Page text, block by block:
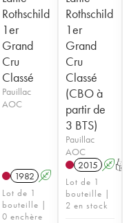
Rothschild
1er
Grand
Cru
Classé
Pauillac
AOC
1982 A
Lot de 1
bouteille |
0 enchère
Rothschild
1er
Grand
Cru
Classé
(CBO à
partir de
3 BTS)
Pauillac
AOC
2015 AT
Lot de 1
bouteille |
2 en stock